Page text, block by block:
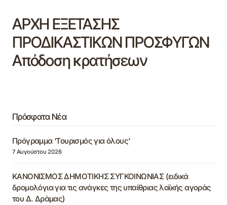
ΑΡΧΗ ΕΞΕΤΑΣΗΣ
ΠΡΟΔΙΚΑΣΤΙΚΩΝ ΠΡΟΣΦΥΓΩΝ
Απόδοση κρατήσεων
Πρόσφατα Νέα
Πρόγραμμα ‘Τουρισμός για όλους’
7 Αυγούστου 2026
ΚΑΝΟΝΙΣΜΟΣ ΔΗΜΟΤΙΚΗΣ ΣΥΓΚΟΙΝΩΝΙΑΣ (ειδικά
δρομολόγια για τις ανάγκες της υπαίθριας λαϊκής αγοράς
του Δ. Δράμας)